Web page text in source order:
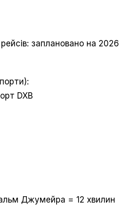
заплановано на 2026
DXB
Джумейра = 12 хвилин